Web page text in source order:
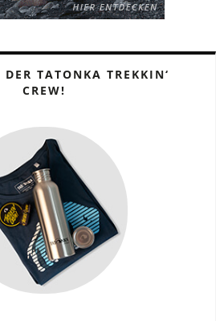
TATONKA TREKKIN‘
CREW!